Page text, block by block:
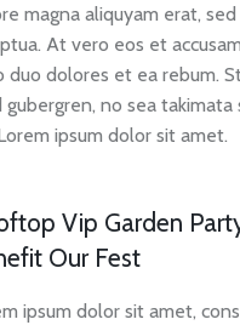
magna aliquyam erat, sed
At vero eos et
duo dolores et ea rebum.
gubergren, no sea takimata
ipsum dolor sit amet.
Vip Garden
Our Fest
ipsum dolor sit amet,